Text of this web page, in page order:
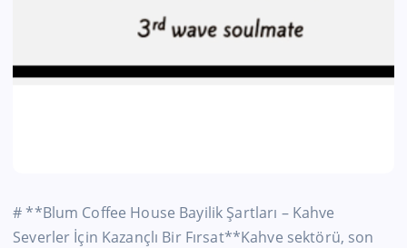
# **Blum Coffee House Bayilik Şartları – Kahve
Severler İçin Kazançlı Bir Fırsat**Kahve sektörü, son